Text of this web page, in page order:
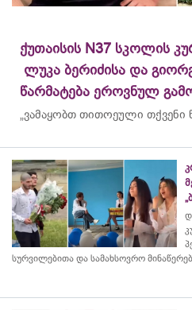
ქუთაისის N37 სკოლის
ლუკა ბერიძისა და
წარმატება ეროვნულ
„ვამაყობთ თითოეული თქვენი
სურვილებითა და სამახსოვრო